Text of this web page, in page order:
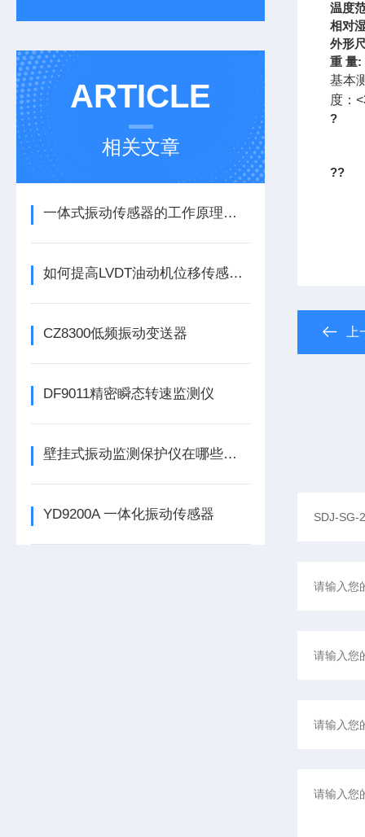
ARTICLE
相关文章
一体式振动传感器的工作原理是什么？
如何提高LVDT油动机位移传感器的精度？
CZ8300低频振动变送器
DF9011精密瞬态转速监测仪
壁挂式振动监测保护仪在哪些领域有广泛应用？
YD9200A 一体化振动传感器
温度
相对
外形
重 量:
基本
度：
?
??